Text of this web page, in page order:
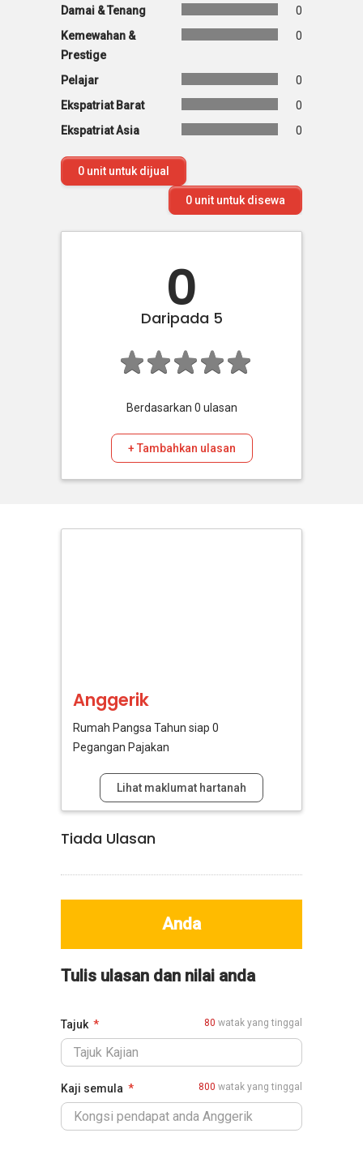
Damai & Tenang
0
Kemewahan &
Prestige
0
Pelajar
0
Ekspatriat Barat
0
Ekspatriat Asia
0
0 unit untuk dijual
0 unit untuk disewa
0
Daripada 5
Berdasarkan 0 ulasan
+ Tambahkan ulasan
Anggerik
Rumah Pangsa Tahun siap 0
Pegangan Pajakan
Lihat maklumat hartanah
Tiada Ulasan
Anda
Tulis ulasan dan nilai anda
Tajuk 80 watak yang tinggal
Kaji semula 800 watak yang tinggal